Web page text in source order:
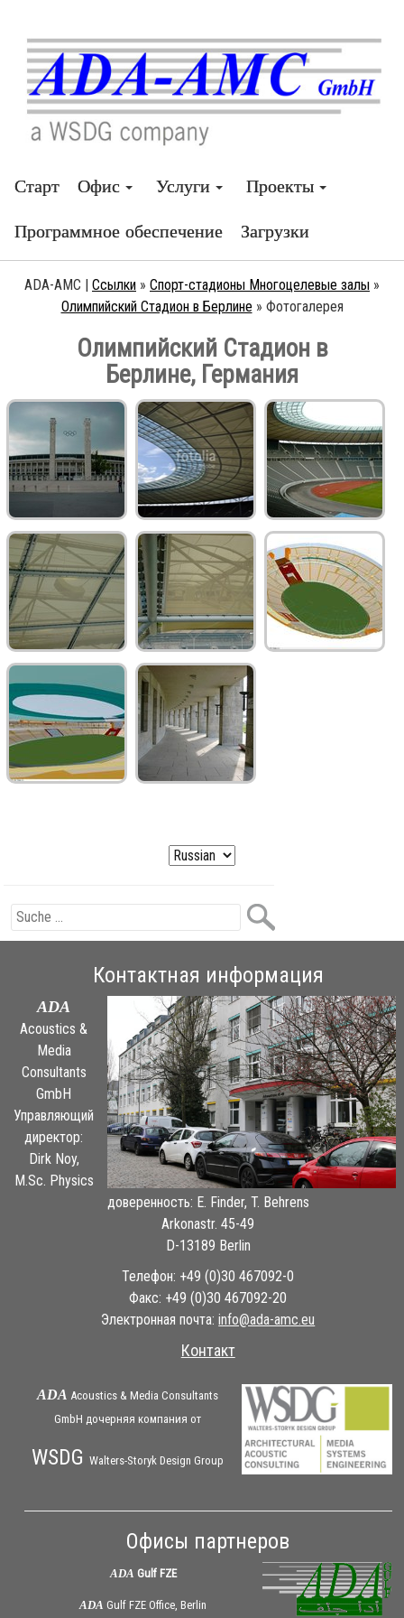
Старт Офис Услуги Проекты
Программное обеспечение Загрузки
ADA-AMC | Ссылки » Спорт-стадионы Многоцелевые залы »
Олимпийский Стадион в Берлине » Фотогалерея
Олимпийский Стадион в
Берлине, Германия
Контактная информация
ADA
Acoustics &
Media
Consultants
GmbH
Управляющий
директор:
Dirk Noy,
M.Sc. Physics
доверенность: E. Finder, T. Behrens
Arkonastr. 45-49
D-13189 Berlin
Телефон: +49 (0)30 467092-0
Факс: +49 (0)30 467092-20
Электронная почта:ue.cma-ada@ofni
Контакт
ADA Acoustics & Media Consultants
GmbH дочерняя компания от
WSDG Walters-Storyk Design Group
Офисы партнеров
ADA Gulf FZE
ADA Gulf FZE Office, Berlin